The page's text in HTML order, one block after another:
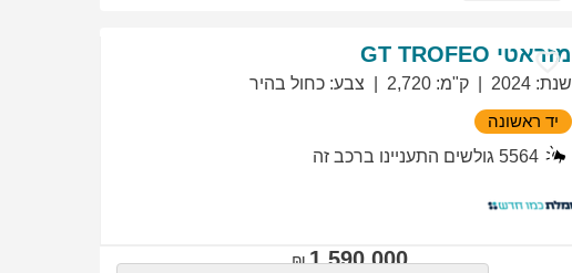
מזראטי GT TROFEO
שנת:
2024 ק"מ:
2,720 צבע: כחול בהיר
יד ראשונה
5564 גולשים התעניינו ברכב זה
1,590,000